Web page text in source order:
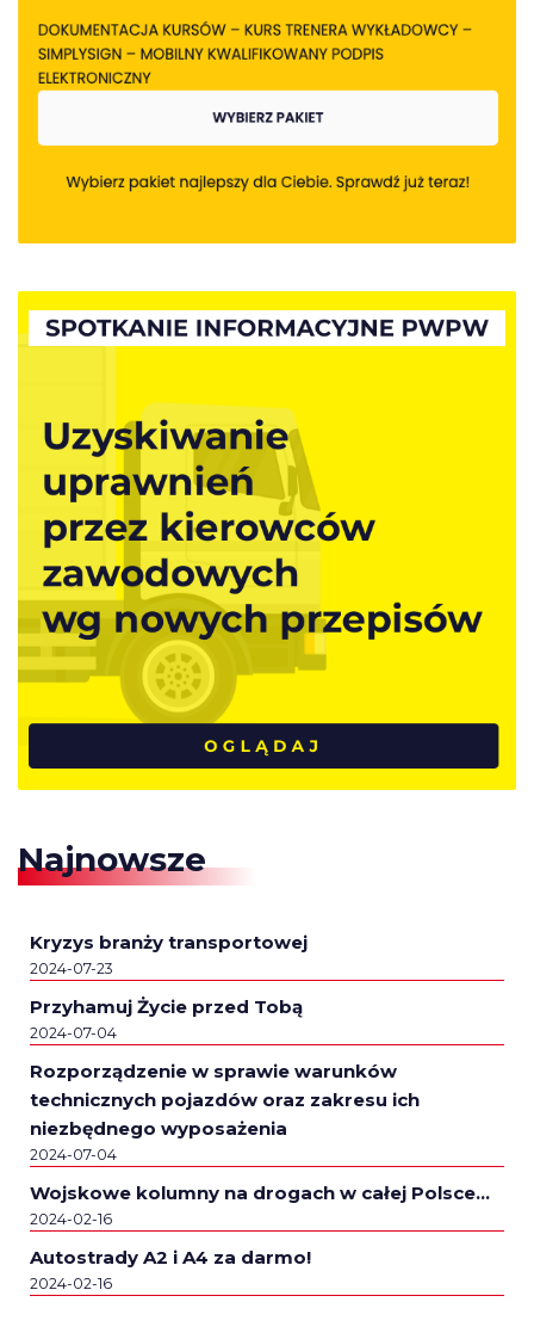
Najnowsze
Kryzys branży transportowej
2024-07-23
Przyhamuj Życie przed Tobą
2024-07-04
Rozporządzenie w sprawie warunków
technicznych pojazdów oraz zakresu ich
niezbędnego wyposażenia
2024-07-04
Wojskowe kolumny na drogach w całej Polsce…
2024-02-16
Autostrady A2 i A4 za darmo!
2024-02-16